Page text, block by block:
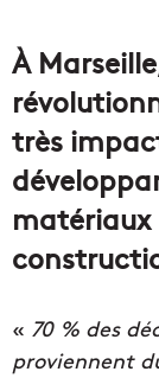
À
très
matériaux
« 70 % des
proviennent